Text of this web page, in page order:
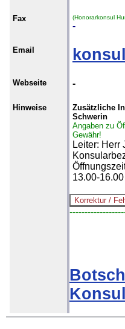
Fax (Honorarkonsul
-
Email
Webseite -
Hinweise
Zusätzliche
Schwerin
Angaben zu
Gewähr!
Leiter: Herr
13.00-16.00